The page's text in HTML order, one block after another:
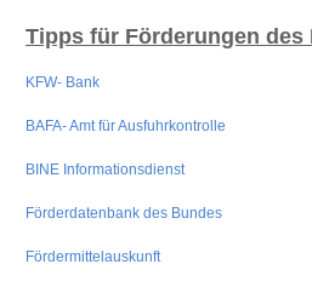
Tipps für Förderungen des
KFW- Bank
BAFA- Amt für Ausfuhrkontrolle
BINE Informationsdienst
Förderdatenbank des Bundes
Fördermittelauskunft